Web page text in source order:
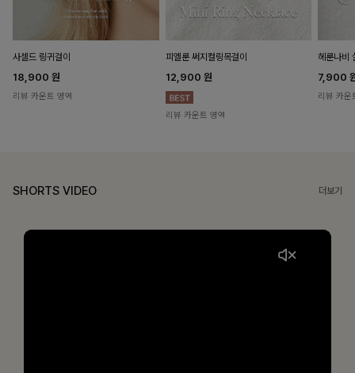
사셀드 링귀걸이
18,900 원
리뷰 카운트 영역
피엘룬 써지컬링목걸이
12,900 원
리뷰 카운트 영역
헤룬나비
7,900
리뷰 카운
SHORTS VIDEO 더보기